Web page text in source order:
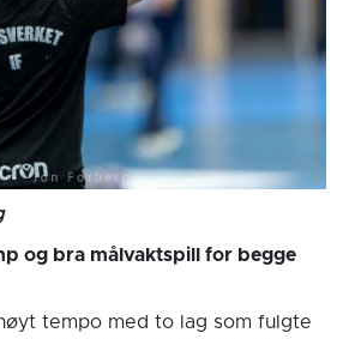
og bra målvaktspill for begge
tempo med to lag som fulgte